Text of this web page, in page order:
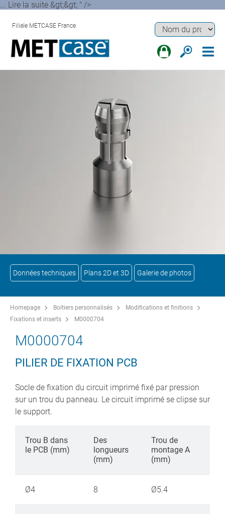
... Lire la suite &gt;&gt; " />
Filiale METCASE France
Données techniques Plans 2D et 3D Galerie de photos
Homepage Boitiers personnalisés
Modifications et finitions
Fixations et inserts
M0000704
M0000704
PILIER DE FIXATION PCB
Socle de fixation du circuit imprimé fixé par pression
sur un trou du panneau. Le circuit imprimé se clipse sur
le support.
Trou B dans
le PCB (mm)
Des
longueurs
(mm)
Trou de
montage A
(mm)
Ø4 8 Ø5.4